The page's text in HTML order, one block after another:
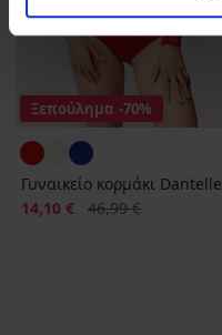
Ξεπούλημα -70%
Γυναικείο κορμάκι Dantelle
Έκπτωση
14,10 € Αρχική τιμή
46,99 €